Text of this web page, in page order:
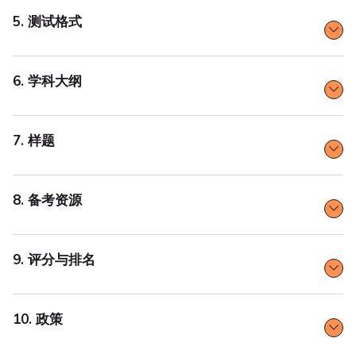
5. 测试格式
6. 学科大纲
7. 样题
8. 备考资源
9. 评分与排名
10. 政策